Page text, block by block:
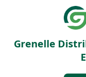
Grenelle